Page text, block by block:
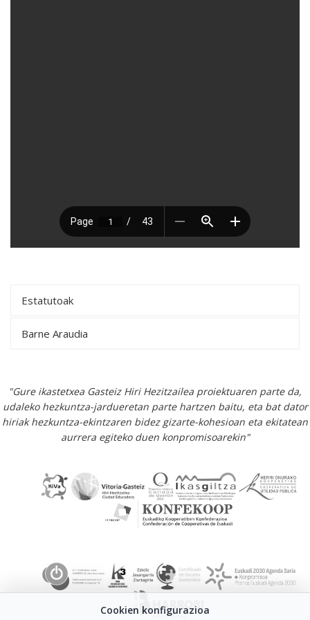
Estatutoak
Barne Araudia
"Gure ikastetxea Gasteiz Hiri Hezitzailea proiektuaren parte da,
udaleko hezkuntza-jardueretan parte hartzen baitu, eta bat dator
hiriak hezkuntza-ekintzaren bidez gizarte-kohesioan eta ekitatean
aurrera egiteko duen konpromisoarekin"
Cookien konfigurazioa